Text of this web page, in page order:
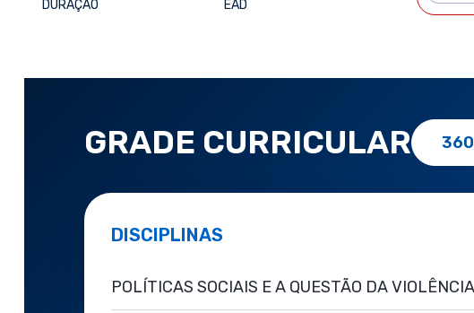
GRADE CURRICULAR
DISCIPLINAS
POLÍTICAS SOCIAIS E A QUESTÃO DA VIOLÊNCIA